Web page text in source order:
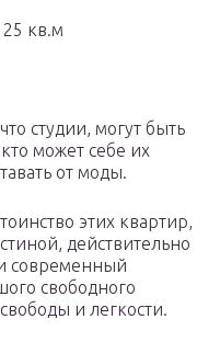
кв.м
студии, могут быть
может себе их
от моды.
этих квартир,
действительно
современный
свободного
и легкости.